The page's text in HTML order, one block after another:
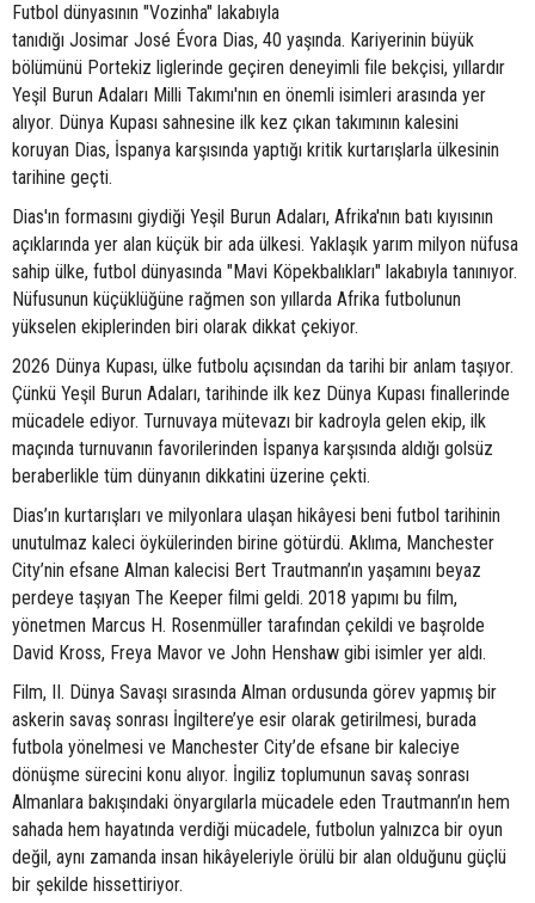
Futbol dünyasının "Vozinha" lakabıyla
tanıdığı Josimar José Évora Dias, 40 yaşında. Kariyerinin büyük
bölümünü Portekiz liglerinde geçiren deneyimli file bekçisi, yıllardır
Yeşil Burun Adaları Milli Takımı'nın en önemli isimleri arasında yer
alıyor. Dünya Kupası sahnesine ilk kez çıkan takımının kalesini
koruyan Dias, İspanya karşısında yaptığı kritik kurtarışlarla ülkesinin
tarihine geçti.
Dias'ın formasını giydiği Yeşil Burun Adaları, Afrika'nın batı kıyısının
açıklarında yer alan küçük bir ada ülkesi. Yaklaşık yarım milyon nüfusa
sahip ülke, futbol dünyasında "Mavi Köpekbalıkları" lakabıyla tanınıyor.
Nüfusunun küçüklüğüne rağmen son yıllarda Afrika futbolunun
yükselen ekiplerinden biri olarak dikkat çekiyor.
2026 Dünya Kupası, ülke futbolu açısından da tarihi bir anlam taşıyor.
Çünkü Yeşil Burun Adaları, tarihinde ilk kez Dünya Kupası finallerinde
mücadele ediyor. Turnuvaya mütevazı bir kadroyla gelen ekip, ilk
maçında turnuvanın favorilerinden İspanya karşısında aldığı golsüz
beraberlikle tüm dünyanın dikkatini üzerine çekti.
Dias’ın kurtarışları ve milyonlara ulaşan hikâyesi beni futbol tarihinin
unutulmaz kaleci öykülerinden birine götürdü. Aklıma, Manchester
City’nin efsane Alman kalecisi Bert Trautmann’ın yaşamını beyaz
perdeye taşıyan The Keeper filmi geldi. 2018 yapımı bu film,
yönetmen Marcus H. Rosenmüller tarafından çekildi ve başrolde
David Kross, Freya Mavor ve John Henshaw gibi isimler yer aldı.
Film, II. Dünya Savaşı sırasında Alman ordusunda görev yapmış bir
askerin savaş sonrası İngiltere’ye esir olarak getirilmesi, burada
futbola yönelmesi ve Manchester City’de efsane bir kaleciye
dönüşme sürecini konu alıyor. İngiliz toplumunun savaş sonrası
Almanlara bakışındaki önyargılarla mücadele eden Trautmann’ın hem
sahada hem hayatında verdiği mücadele, futbolun yalnızca bir oyun
değil, aynı zamanda insan hikâyeleriyle örülü bir alan olduğunu güçlü
bir şekilde hissettiriyor.